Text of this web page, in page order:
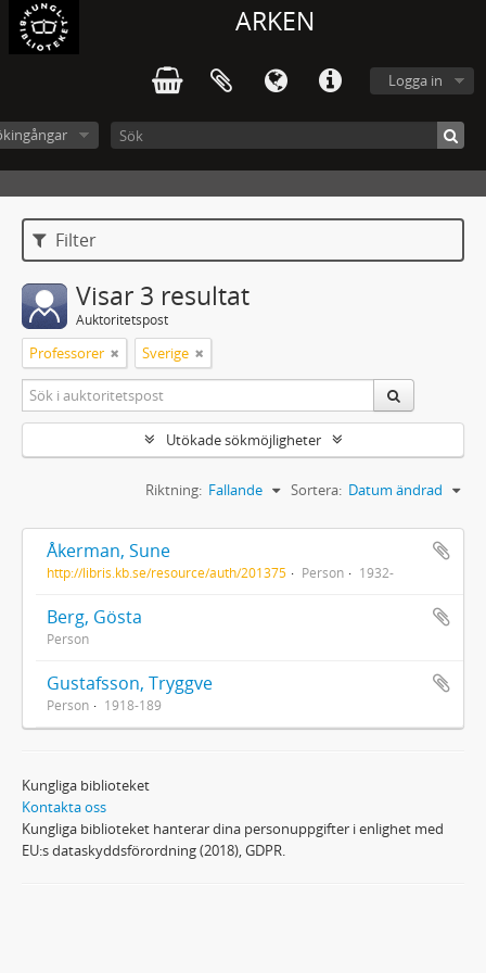
ARKEN
Logga in
Filter
Visar 3 resultat
Auktoritetspost
Professorer Sverige
Utökade sökmöjligheter
Sortera: Datum ändrad
Riktning: Fallande
Åkerman, Sune
http://libris.kb.se/resource/auth/201375 Person 1932-
Berg, Gösta
Person
Gustafsson, Tryggve
Person 1918-189
Kungliga biblioteket
Kontakta oss
Kungliga biblioteket hanterar dina personuppgifter i enlighet med
EU:s dataskyddsförordning (2018), GDPR.